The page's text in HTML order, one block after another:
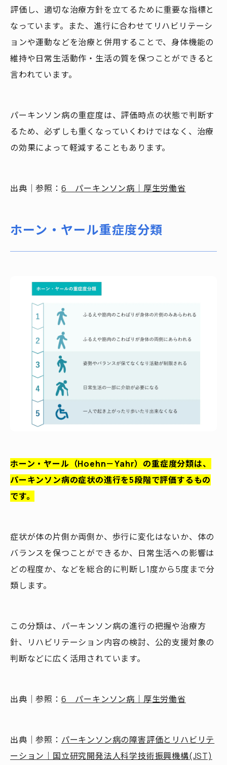
評価し、適切な治療方針を立てるために重要な指標と
なっています。また、進行に合わせてリハビリテーシ
ョンや運動などを治療と併用することで、身体機能の
維持や日常生活動作・生活の質を保つことができると
言われています。
パーキンソン病の重症度は、評価時点の状態で判断す
るため、必ずしも重くなっていくわけではなく、治療
の効果によって軽減することもあります。
出典｜参照： 6 パーキンソン病｜厚生労働省
ホーン・ヤール重症度分類
ホーン・ヤール（Hoehn－Yahr）の重症度分類は、
パーキンソン病の症状の進行を5段階で評価するもの
です。
症状が体の片側か両側か、歩行に変化はないか、体の
バランスを保つことができるか、日常生活への影響は
どの程度か、などを総合的に判断し1度から5度まで分
類します。
この分類は、パーキンソン病の進行の把握や治療方
針、リハビリテーション内容の検討、公的支援対象の
判断などに広く活用されています。
出典｜参照： 6 パーキンソン病｜厚生労働省
出典｜参照： パーキンソン病の障害評価とリハビリテ
ーション｜国立研究開発法人科学技術振興機構(JST)